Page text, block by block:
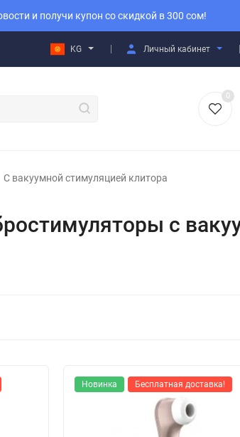
и получи купон со скидкой в 300 сом!
KG Личный кабинет
0
С вакуумной стимуляцией клитора
с
Новинка Бесплатная доставка!